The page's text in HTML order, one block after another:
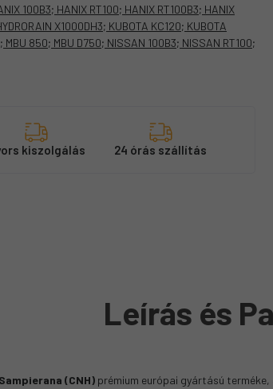
100B3; HANIX RT100; HANIX RT100B3; HANIX
X1000DH3; KUBOTA KC120; KUBOTA
MBU 850; MBU D750; NISSAN 100B3; NISSAN RT100;
kiszolgálás 24 órás szállítás
Leírás és
Sampierana (CNH) prémium európai gyártású